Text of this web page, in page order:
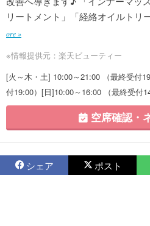
リートメント」「経絡オイルトリ
ore »
※情報提供元：楽天ビューティー
[火～木・土] 10:00～21:00 （最終受付
付19:00）[日]10:00～16:00 （最終受付
空席確認・
シェア ポスト